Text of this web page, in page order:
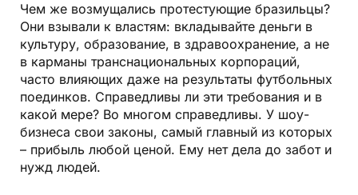
Чем же возмущались протестующие бразильцы?
Они взывали к властям: вкладывайте деньги в
культуру, образование, в здравоохранение, а не
в карманы транснациональных корпораций,
часто влияющих даже на результаты футбольных
поединков. Справедливы ли эти требования и в
какой мере? Во многом справедливы. У шоу-
бизнеса свои законы, самый главный из которых
– прибыль любой ценой. Ему нет дела до забот и
нужд людей.